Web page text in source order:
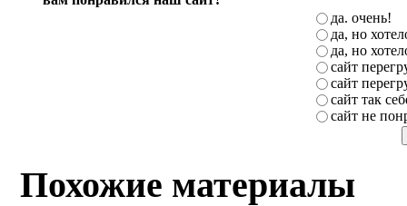
да. очень!
да, но
да, но
сайт
сайт
сайт так
сайт не
Похожие материалы